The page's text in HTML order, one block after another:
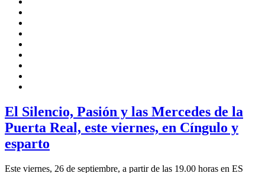
El Silencio, Pasión y las Mercedes de la
Puerta Real, este viernes, en Cíngulo y
esparto
Este viernes, 26 de septiembre, a partir de las 19.00 horas en ES